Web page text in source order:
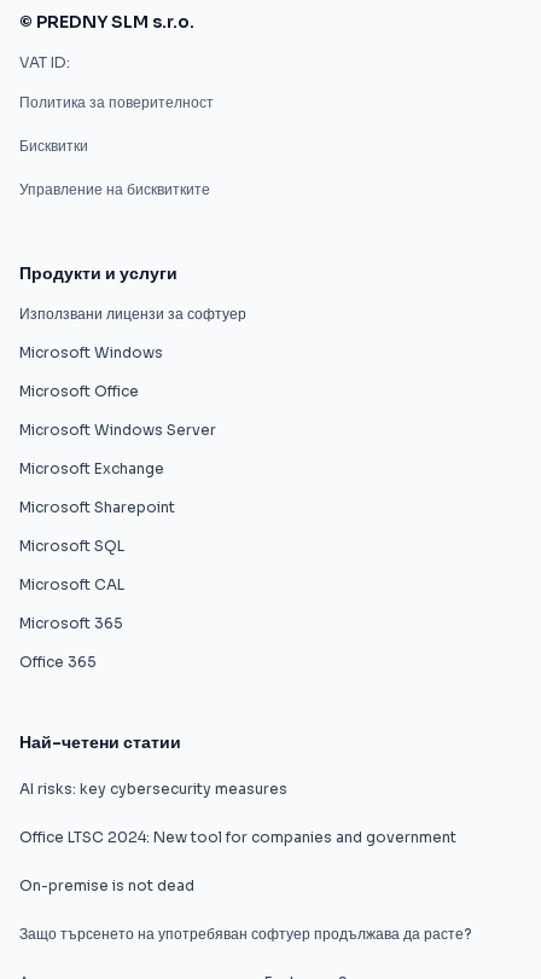
© PREDNY SLM s.r.o.
VAT ID:
Политика за поверителност
Бисквитки
Управление на бисквитките
Продукти и услуги
Използвани лицензи за софтуер
Microsoft Windows
Microsoft Office
Microsoft Windows Server
Microsoft Exchange
Microsoft Sharepoint
Microsoft SQL
Microsoft CAL
Microsoft 365
Office 365
Най-четени статии
AI risks: key cybersecurity measures
Office LTSC 2024: New tool for companies and government
On-premise is not dead
Защо търсенето на употребяван софтуер продължава да расте?